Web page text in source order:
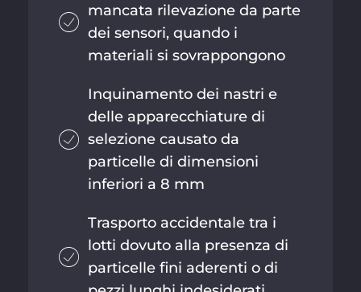
mancata rilevazione da parte
dei sensori, quando i
materiali si sovrappongono
Inquinamento dei nastri e
delle apparecchiature di
selezione causato da
particelle di dimensioni
inferiori a 8 mm
Trasporto accidentale tra i
lotti dovuto alla presenza di
particelle fini aderenti o di